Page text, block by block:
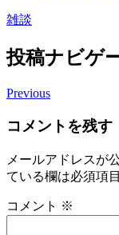
雑談
投稿ナビゲ
Previous
コメントを残す
メールアドレスが
ている欄は必須項
コメント ※